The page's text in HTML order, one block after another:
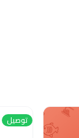
توصيل